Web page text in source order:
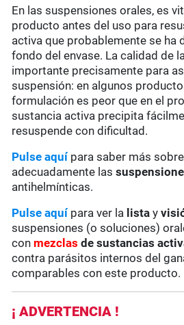
En las suspensiones orales, es
producto antes del uso para
activa que probablemente se ha
fondo del envase. La calidad de
importante precisamente para
suspensión: en algunos
formulación es peor que en el
sustancia activa precipita
resuspende con dificultad.
Pulse aquí para saber más
adecuadamente las
antihelmínticas.
Pulse aquípara ver la lista y
suspensiones (o soluciones)
con mezclas de sustancias
contra parásitos internos del
comparables con este producto.
¡ ADVERTENCIA !